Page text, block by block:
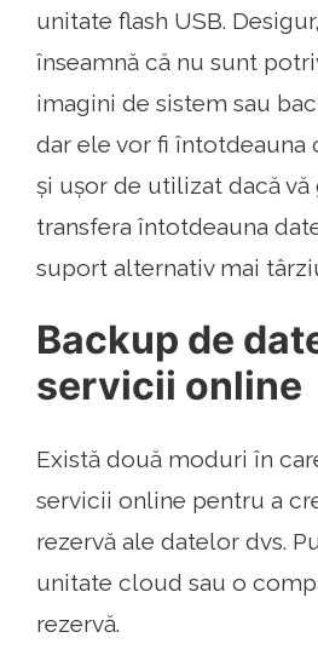
unitate flash USB.
înseamnă că nu sunt
imagini de sistem sau
dar ele vor fi întotdeauna
și ușor de utilizat dacă vă
transfera întotdeauna
suport alternativ mai
Backup de
servicii online
Există două moduri în
servicii online pentru a
rezervă ale datelor dvs.
unitate cloud sau o
rezervă.